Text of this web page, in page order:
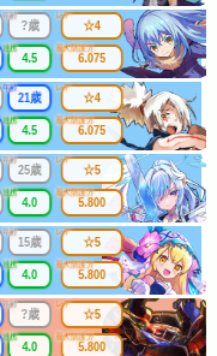
年齢
?歳
連携
4.5
レア
☆4
最大防護力
6.075
年齢
21歳
連携
4.5
レア
☆4
最大防護力
6.075
年齢
25歳
連携
4.0
レア
☆5
最大防護力
5.800
年齢
15歳
連携
4.0
レア
☆5
最大防護力
5.800
年齢
?歳
連携
4.0
レア
☆5
最大防護力
5.800